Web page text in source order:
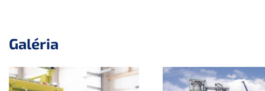
Galéria
a11y.jump_slider_end